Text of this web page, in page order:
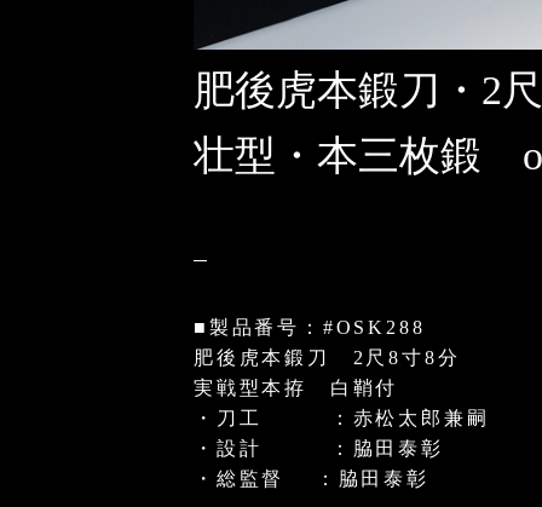
肥後虎本鍛刀・2
壮型・本三枚鍛
■製品番号：#OSK288
肥後虎本鍛刀 2尺8寸8分
実戦型本拵 白鞘付
・刀工 ：赤松太郎兼嗣
・設計 ：脇田泰彰
・総監督 ：脇田泰彰